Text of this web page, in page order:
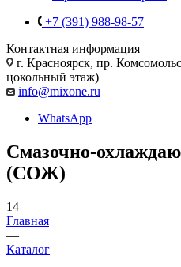
+7 (391) 988-98-57
Контактная информация
г. Красноярск, пр.
цокольный этаж)
info@mixone.ru
WhatsApp
Смазочно-
(СОЖ)
14
Главная
—
Каталог
—